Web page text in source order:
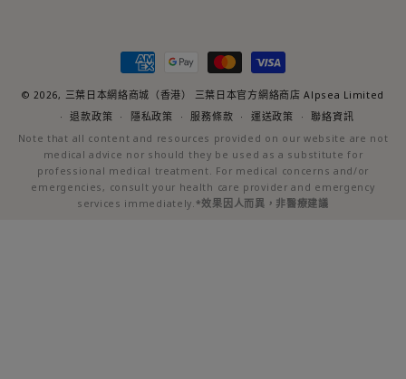
付
款
方
© 2026, 三葉日本網絡商城（香港）
三葉日本官方網絡商店 Alpsea Limited
退款政策
隱私政策 服務條款 運送政策
聯絡資訊
Note that all content and resources provided on our website are not
medical advice nor should they be used as a substitute for
professional medical treatment. For medical concerns and/or
emergencies, consult your health care provider and emergency
services immediately.*效果因人而異，非醫療建議